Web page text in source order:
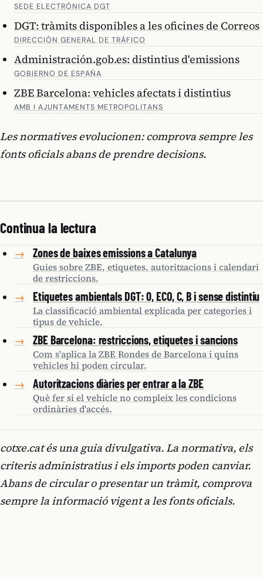
SEDE ELECTRÓNICA DGT
DGT: tràmits disponibles a les oficines de Correos
DIRECCIÓN GENERAL DE TRÁFICO
Administración.gob.es: distintius d'emissions
GOBIERNO DE ESPAÑA
ZBE Barcelona: vehicles afectats i distintius
AMB I AJUNTAMENTS METROPOLITANS
Les normatives evolucionen: comprova sempre les
fonts oficials abans de prendre decisions.
Continua la lectura
→ Zones de baixes emissions a Catalunya
Guies sobre ZBE, etiquetes, autoritzacions i calendari
de restriccions.
→ Etiquetes ambientals DGT: 0, ECO, C, B i sense distintiu
La classificació ambiental explicada per categories i
tipus de vehicle.
→ ZBE Barcelona: restriccions, etiquetes i sancions
Com s'aplica la ZBE Rondes de Barcelona i quins
vehicles hi poden circular.
→ Autoritzacions diàries per entrar a la ZBE
Què fer si el vehicle no compleix les condicions
ordinàries d'accés.
cotxe.cat és una guia divulgativa. La normativa, els
criteris administratius i els imports poden canviar.
Abans de circular o presentar un tràmit, comprova
sempre la informació vigent a les fonts oficials.